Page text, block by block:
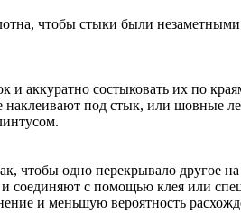
чтобы стыки были
аккуратно состыковать их по
наклеивают под стык, или шовные
чтобы одно перекрывало другое на
соединяют с помощью клея или
и меньшую вероятность